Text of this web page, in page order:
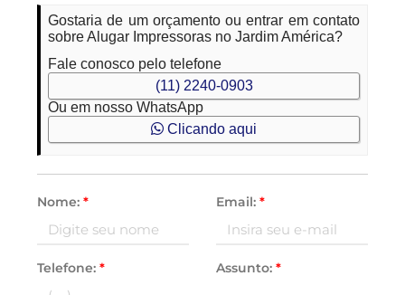
Gostaria de um orçamento ou entrar em contato
sobre Alugar Impressoras no Jardim América?
Fale conosco pelo telefone
(11) 2240-0903
Ou em nosso WhatsApp
Clicando aqui
Nome:* Email: *
Telefone:* Assunto: *